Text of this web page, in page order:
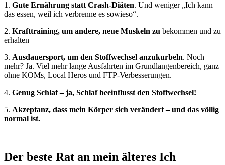
1. Gute Ernährung statt Crash-Diäten. Und weniger „Ich kann
das essen, weil ich verbrenne es sowieso“.
2. Krafttraining, um andere, neue Muskeln zu bekommen und zu
erhalten
3. Ausdauersport, um den Stoffwechsel anzukurbeln. Noch
mehr? Ja. Viel mehr lange Ausfahrten im Grundlangenbereich, ganz
ohne KOMs, Local Heros und FTP-Verbesserungen.
4. Genug Schlaf – ja, Schlaf beeinflusst den Stoffwechsel!
5. Akzeptanz, dass mein Körper sich verändert – und das völlig
normal ist.
Der beste Rat an mein älteres Ich